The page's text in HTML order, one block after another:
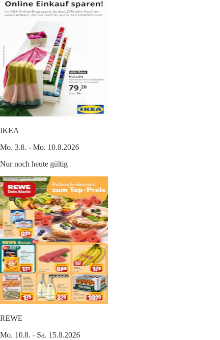
IKEA
Mo. 3.8. - Mo. 10.8.2026
Nur noch heute gültig
REWE
Mo. 10.8. - Sa. 15.8.2026